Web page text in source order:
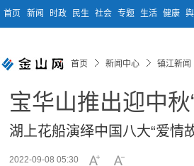
首页 新闻 时政 民生 社会 专题 生活 健康
首页 新闻中心 镇江新闻
宝华山推出迎中秋
湖上花船演绎中国八大“爱情
2022-09-08 05:30